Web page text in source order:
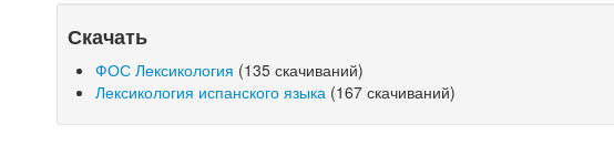
Скачать
ФОС Лексикология (135 скачиваний)
Лексикология испанского языка (167 скачиваний)